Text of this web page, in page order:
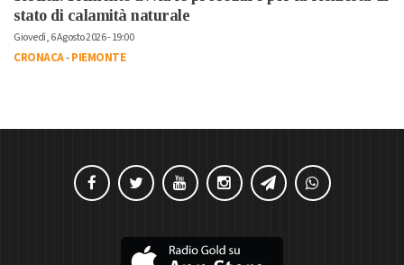
stato di calamità naturale
Giovedì, 6 Agosto 2026 - 19:00
CRONACA-PIEMONTE